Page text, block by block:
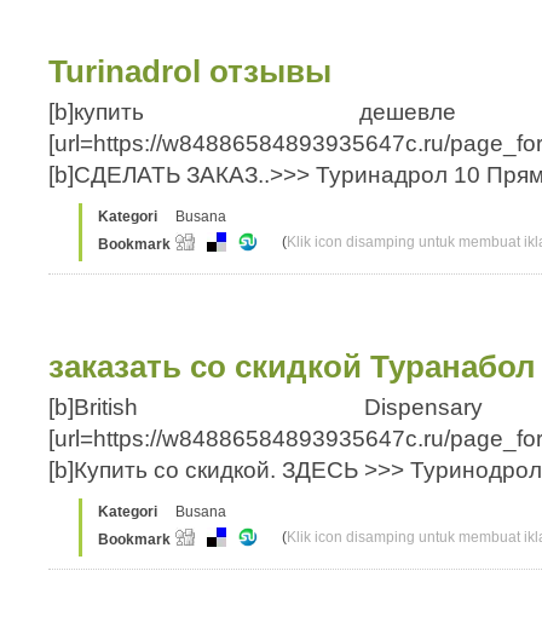
Turinadrol отзывы
[b]купить дешевле
[url=https://w84886584893935647c.ru/
[b]СДЕЛАТЬ ЗАКАЗ..>>> Туринадрол 10
Kategori
Busana
Bookmark
(Klik icon disamping untuk membuat
заказать со скидкой
[b]British
[url=https://w84886584893935647c.ru/
[b]Купить со скидкой. ЗДЕСЬ >>>
Kategori
Busana
Bookmark
(Klik icon disamping untuk membuat